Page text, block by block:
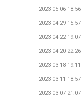
2023-05-06 18:56
2023-04-29 15:57
2023-04-22 19:07
2023-04-20 22:26
2023-03-18 19:11
2023-03-11 18:57
2023-03-07 21:07